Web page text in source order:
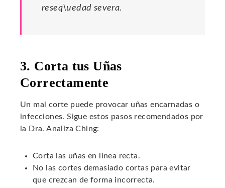
reseq\uedad severa.
3. Corta tus Uñas
Correctamente
Un mal corte puede provocar uñas encarnadas o
infecciones. Sigue estos pasos recomendados por
la Dra. Analiza Ching:
Corta las uñas en línea recta.
No las cortes demasiado cortas para evitar
que crezcan de forma incorrecta.